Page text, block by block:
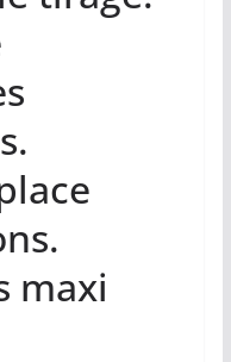
maxi